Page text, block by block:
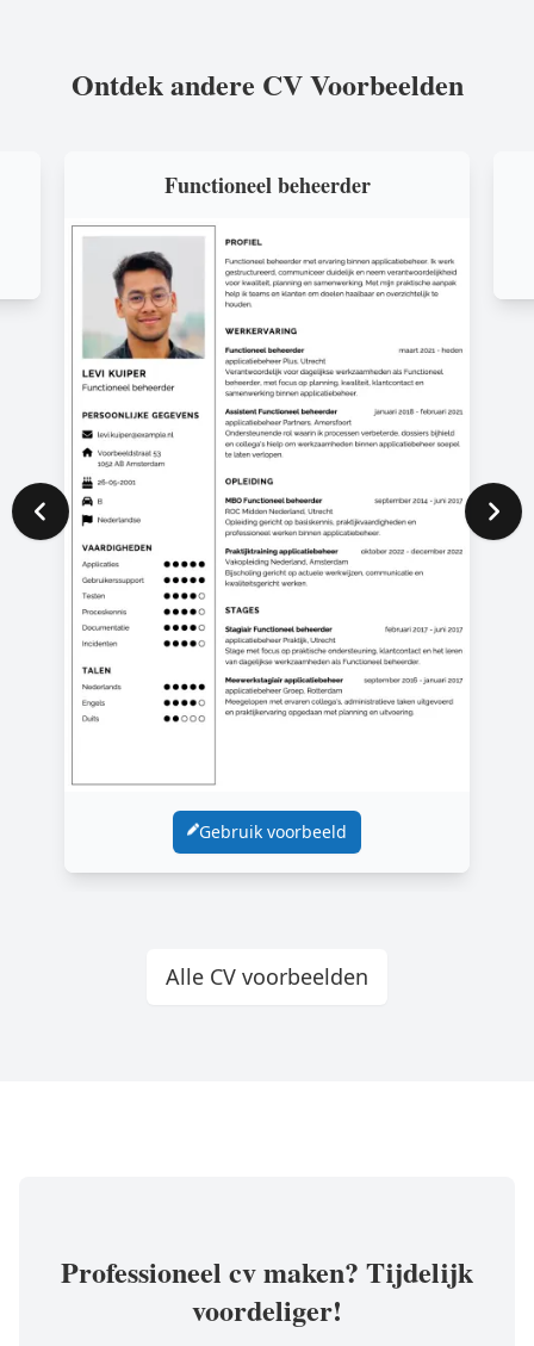
Ontdek andere CV Voorbeelden
Functioneel beheerder
Gebruik voorbeeld
Alle CV voorbeelden
Professioneel cv maken? Tijdelijk
voordeliger!